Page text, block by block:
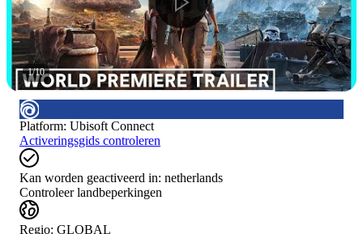
1/10
Platform: Ubisoft Connect
Activeringsgids controleren
Kan worden geactiveerd in: netherlands
Controleer landbeperkingen
Regio: GLOBAL